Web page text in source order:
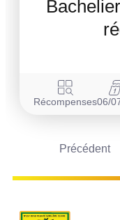
Récompenses06/
Précédent